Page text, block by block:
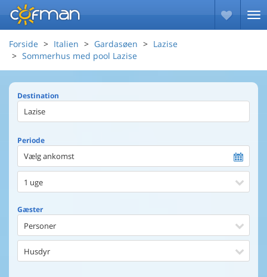
Forside Italien Gardasøen
Lazise
Sommerhus med pool Lazise
Destination
Periode
Vælg ankomst
1 uge
Gæster
Personer
Husdyr